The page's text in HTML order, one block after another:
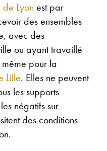
Lyon est par
des ensembles
avec des
ou ayant travaillé
pour la
Lille. Elles ne peuvent
les supports
négatifs sur
des conditions